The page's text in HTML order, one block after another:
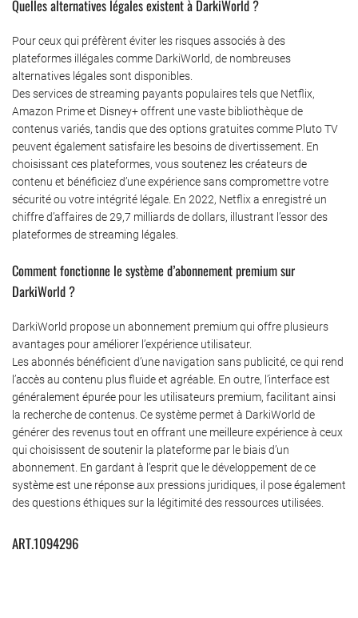
Quelles alternatives légales existent à DarkiWorld ?
Pour ceux qui préfèrent éviter les risques associés à des
plateformes illégales comme DarkiWorld, de nombreuses
alternatives légales sont disponibles.
Des services de streaming payants populaires tels que Netflix,
Amazon Prime et Disney+ offrent une vaste bibliothèque de
contenus variés, tandis que des options gratuites comme Pluto TV
peuvent également satisfaire les besoins de divertissement. En
choisissant ces plateformes, vous soutenez les créateurs de
contenu et bénéficiez d’une expérience sans compromettre votre
sécurité ou votre intégrité légale. En 2022, Netflix a enregistré un
chiffre d’affaires de 29,7 milliards de dollars, illustrant l’essor des
plateformes de streaming légales.
Comment fonctionne le système d’abonnement premium sur
DarkiWorld ?
DarkiWorld propose un abonnement premium qui offre plusieurs
avantages pour améliorer l’expérience utilisateur.
Les abonnés bénéficient d’une navigation sans publicité, ce qui rend
l’accès au contenu plus fluide et agréable. En outre, l’interface est
généralement épurée pour les utilisateurs premium, facilitant ainsi
la recherche de contenus. Ce système permet à DarkiWorld de
générer des revenus tout en offrant une meilleure expérience à ceux
qui choisissent de soutenir la plateforme par le biais d’un
abonnement. En gardant à l’esprit que le développement de ce
système est une réponse aux pressions juridiques, il pose également
des questions éthiques sur la légitimité des ressources utilisées.
ART.1094296